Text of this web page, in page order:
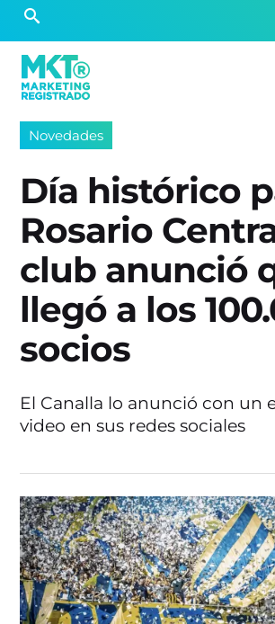
Novedades
Día histórico
Rosario
club anunció
llegó a los
socios
El Canalla lo anunció con un
video en sus redes sociales